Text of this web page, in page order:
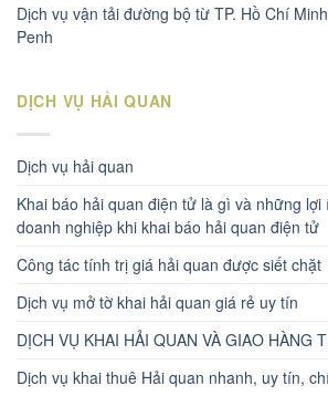
Dịch vụ vận tải đường bộ từ TP. Hồ Chí
Penh
DỊCH VỤ HẢI QUAN
Dịch vụ hải quan
Khai báo hải quan điện tử là gì và những lợi
doanh nghiệp khi khai báo hải quan điện tử
Công tác tính trị giá hải quan được siết chặt
Dịch vụ mở tờ khai hải quan giá rẻ uy tín
DỊCH VỤ KHAI HẢI QUAN VÀ GIAO HÀNG
Dịch vụ khai thuê Hải quan nhanh, uy tín,